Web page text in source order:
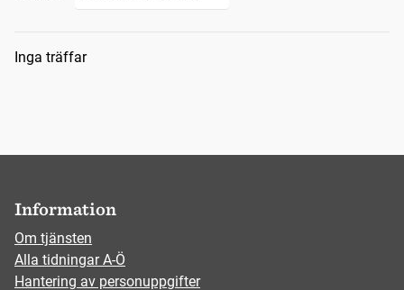
Sökresultat
Inga träffar
Information
Om tjänsten
Alla tidningar A-Ö
Hantering av personuppgifter